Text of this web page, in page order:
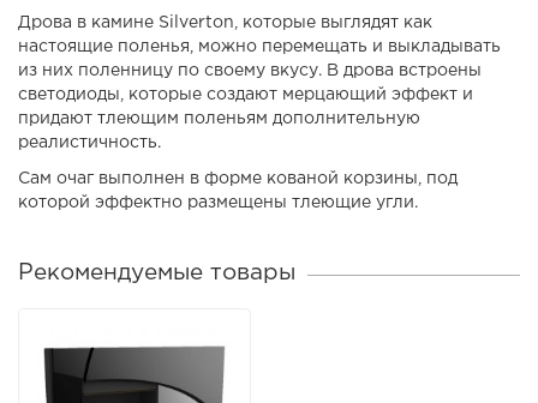
Дрова в камине Silverton, которые выглядят как
настоящие поленья, можно перемещать и выкладывать
из них поленницу по своему вкусу. В дрова встроены
светодиоды, которые создают мерцающий эффект и
придают тлеющим поленьям дополнительную
реалистичность.
Сам очаг выполнен в форме кованой корзины, под
которой эффектно размещены тлеющие угли.
Рекомендуемые товары